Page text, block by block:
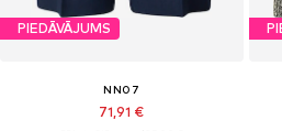
PIEDĀVĀJUMS
NN07
71,91 €